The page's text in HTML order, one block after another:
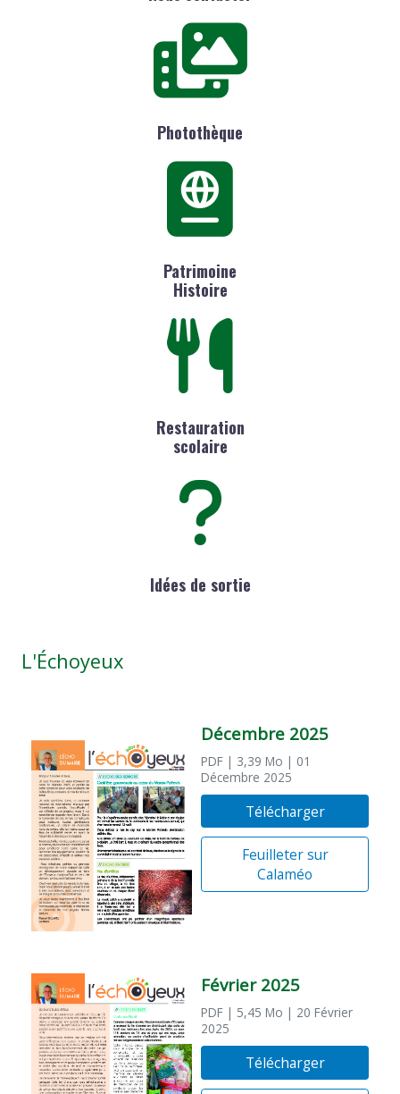
Photothèque
Patrimoine
Histoire
Restauration
scolaire
Idées de sortie
L'Échoyeux
Décembre 2025
PDF | 3,39 Mo | 01
Décembre 2025
Télécharger
Feuilleter sur
Calaméo
Février 2025
PDF | 5,45 Mo | 20 Février
2025
Télécharger